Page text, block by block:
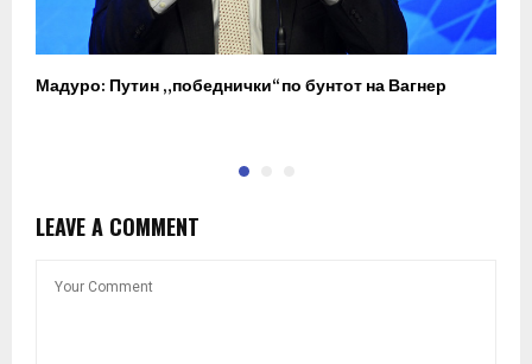
Мадуро: Путин „победнички“ по бунтот на Вагнер
LEAVE A COMMENT